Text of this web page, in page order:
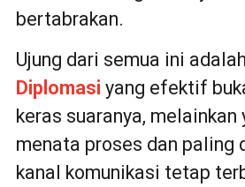
bertabrakan.
Ujung dari semua ini
Diplomasi yang efektif
keras suaranya,
menata proses dan paling
kanal komunikasi tetap